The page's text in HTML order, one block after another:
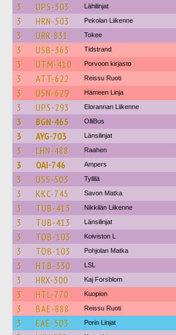
3 UPS-303 Lähilinjat
3 HRN-503 Pekolan Liikenne
3 URR-831 Tokee
3 USB-363 Tidstrand
3 UTM-410 Porvoon kirjasto
3 ATT-622 Reissu Ruoti
3 USN-629 Hämeen Linja
3 UPS-293 Elorannan Liikenne
3 BGN-465 OlliBus
3 AYG-703 Länsilinjat
3 LHN-488 Raahen
3 OAI-746 Ampers
3 USS-503 Tyllilä
3 KKC-745 Savon Matka
3 TUB-413 Nikkilän Liikenne
3 TUB-413 Länsilinjat
3 TOB-103 Koiviston L
3 TOB-103 Pohjolan Matka
3 HTB-330 LSL
3 HRX-300 Kaj Forsblom
3 HTL-770 Kuopion
3 BAE-888 Reissu Ruoti
3 EAE-503 Porin Linjat